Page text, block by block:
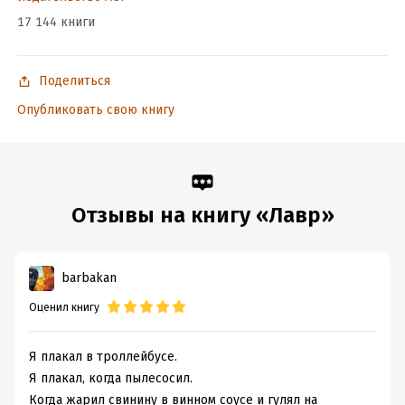
17 144 книги
Поделиться
Опубликовать свою книгу
Отзывы на книгу «Лавр»
barbakan
Оценил книгу
Я плакал в троллейбусе.
Я плакал, когда пылесосил.
Когда жарил свинину в винном соусе и гулял на